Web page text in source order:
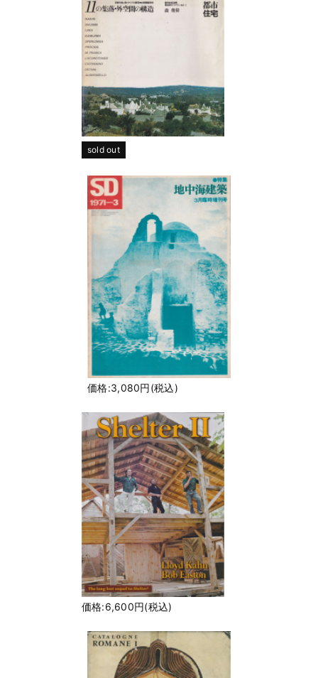
sold out
価格:3,080円(税込)
価格:6,600円(税込)